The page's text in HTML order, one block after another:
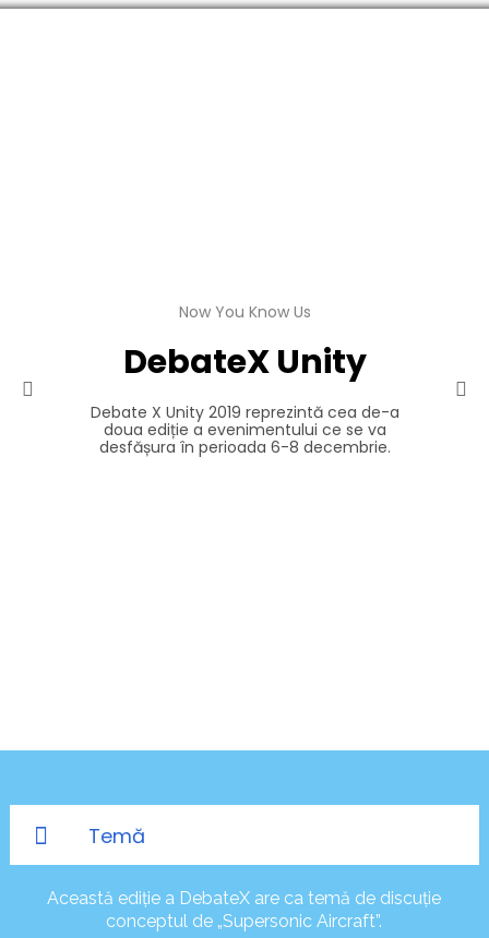
Now You Know Us
DebateX Unity
Debate X Unity 2019 reprezintă cea de-a
doua ediție a evenimentului ce se va
desfășura în perioada 6-8 decembrie.
Temă
Această ediție a DebateX are ca temă de discuție
conceptul de „Supersonic Aircraft”.